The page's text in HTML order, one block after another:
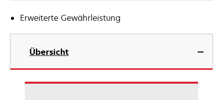
Erweiterte Gewährleistung
Übersicht